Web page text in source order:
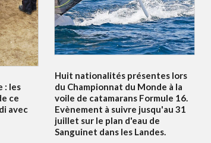
: les
ce
avec
Huit nationalités présentes lors
du Championnat du Monde à la
voile de catamarans Formule 16.
Evènement à suivre jusqu'au 31
juillet sur le plan d'eau de
Sanguinet dans les Landes.